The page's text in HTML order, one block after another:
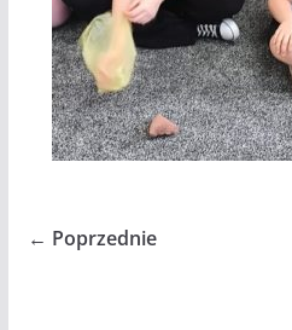
← Poprzednie